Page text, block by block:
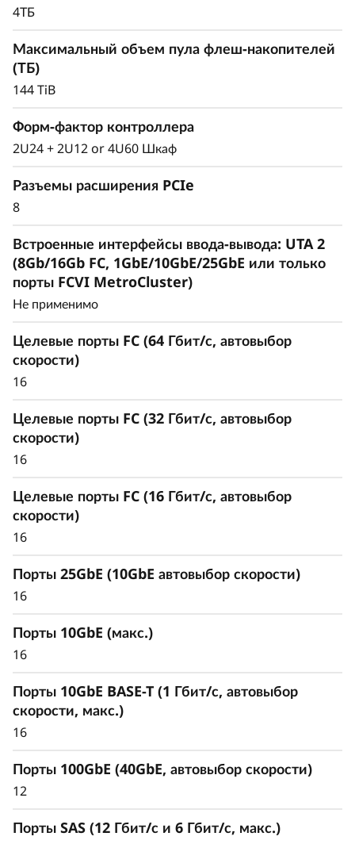
Интеллектуальные и
комплексные
возможности
управления данными
Унифицированная архитектура бесшовно
управляет блочными, файловыми и
объектными рабочими нагрузками как
интерфейс управления, обеспечивая
Удовлетворяет требования современных
рабочих нагрузок, устраняет изолированность
и безопасность данных с
4ТБ
Максимальный объем пула флеш-накопителей
(ТБ)
144 TiB
Форм-фактор контроллера
2U24 + 2U12 or 4U60 Шкаф
Разъемы расширения PCIe
8
Встроенные интерфейсы ввода-вывода: UTA 2
(8Gb/16Gb FC, 1GbE/10GbE/25GbE или только
порты FCVI MetroCluster)
Не применимо
Целевые порты FC (64 Гбит/с, автовыбор
скорости)
16
Целевые порты FC (32 Гбит/с, автовыбор
скорости)
16
Целевые порты FC (16 Гбит/с, автовыбор
скорости)
16
Порты 25GbE (10GbE автовыбор скорости)
16
Порты 10GbE (макс.)
16
Порты 10GbE BASE-T (1 Гбит/с, автовыбор
скорости, макс.)
16
Порты 100GbE (40GbE, автовыбор скорости)
12
Порты SAS (12 Гбит/с и 6 Гбит/с, макс.)